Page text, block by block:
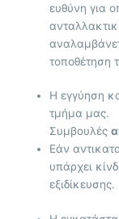
ευθύνη για
τοποθέτηση
Η εγγύηση
τμήμα μας.
Συμβουλές
Εάν
υπάρχει
εξιδίκευσης.